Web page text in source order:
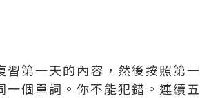
第一天的內容，然後按照第
個單詞。你不能犯錯。連續